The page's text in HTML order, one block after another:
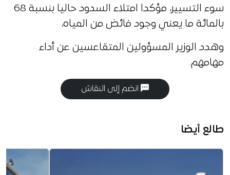
سوء التسيير، مؤكدا امتلاء السدود حاليا بنسبة 68
بالمائة ما يعني وجود فائض من المياه،
وهدد الوزير المسؤولين المتقاعسين عن أداء
مهامهم.
انضم إلى النقاش
طالع أيضا